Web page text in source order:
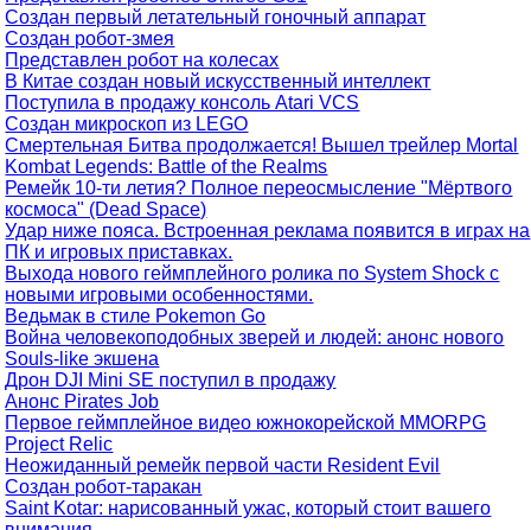
Создан первый летательный гоночный аппарат
Создан робот-змея
Представлен робот на колесах
В Китае создан новый искусственный интеллект
Поступила в продажу консоль Atari VCS
Создан микроскоп из LEGO
Смертельная Битва продолжается! Вышел трейлер Mortal
Kombat Legends: Battle of the Realms
Ремейк 10-ти летия? Полное переосмысление "Мёртвого
космоса" (Dead Space)
Удар ниже пояса. Встроенная реклама появится в играх на
ПК и игровых приставках.
Выхода нового геймплейного ролика по System Shock с
новыми игровыми особенностями.
Ведьмак в стиле Pokemon Go
Война человекоподобных зверей и людей: анонс нового
Souls-like экшена
Дрон DJI Mini SE поступил в продажу
Анонс Pirates Job
Первое геймплейное видео южнокорейской MMORPG
Project Relic
Неожиданный ремейк первой части Resident Evil
Создан робот-таракан
Saint Kotar: нарисованный ужас, который стоит вашего